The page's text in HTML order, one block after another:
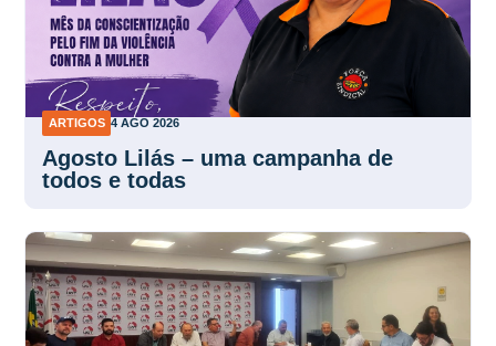
ARTIGOS 4 AGO 2026
Agosto Lilás – uma campanha de
todos e todas